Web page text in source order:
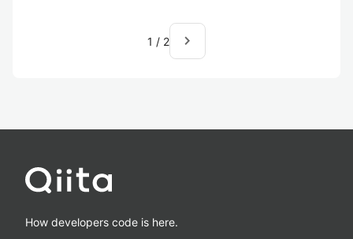
1 / 2 navigate_next
How developers code is here.